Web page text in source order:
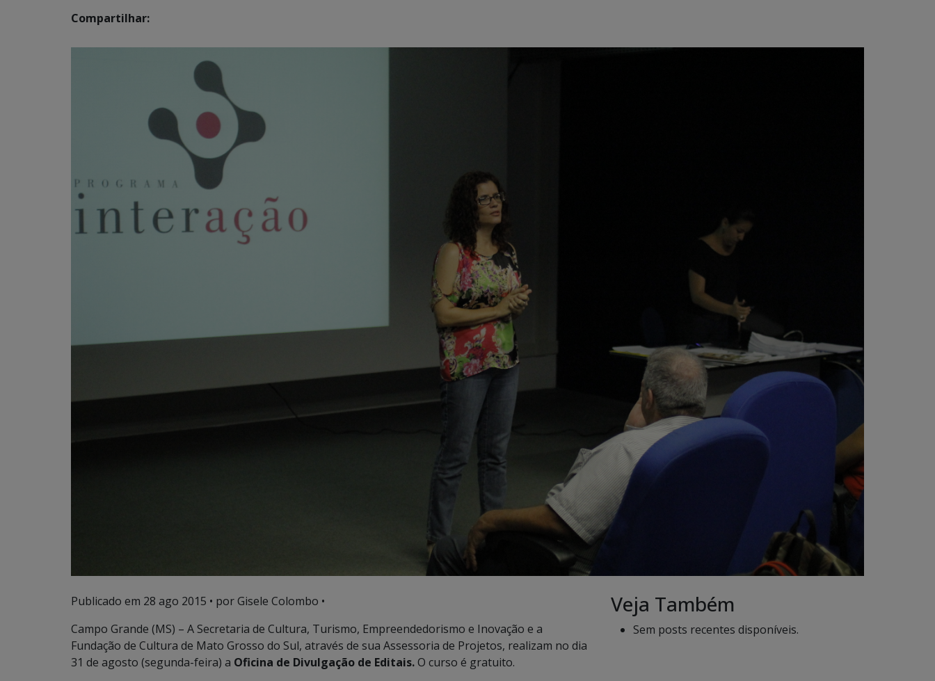
Compartilhar:
Publicado em 28 ago 2015 • por Gisele Colombo •
Campo Grande (MS) – A Secretaria de Cultura, Turismo, Empreendedorismo e Inovação e a
Fundação de Cultura de Mato Grosso do Sul, através de sua Assessoria de Projetos, realizam no dia
31 de agosto (segunda-feira) a Oficina de Divulgação de Editais.O curso é gratuito.
Veja Também
Sem posts recentes disponíveis.